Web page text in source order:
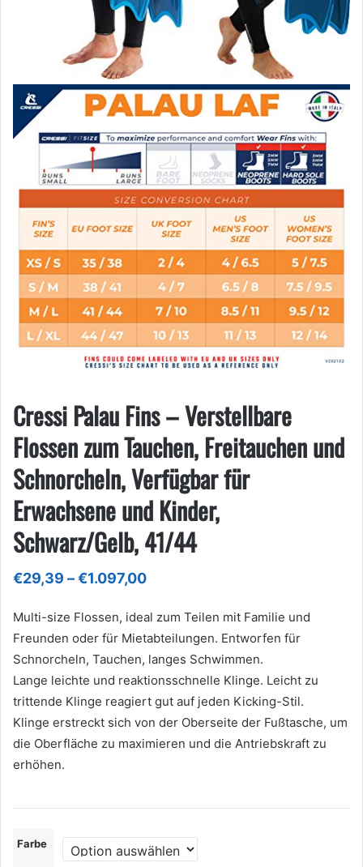
Cressi Palau Fins – Verstellbare
Flossen zum Tauchen, Freitauchen und
Schnorcheln, Verfügbar für
Erwachsene und Kinder,
Schwarz/Gelb, 41/44
€29,39 –€1.097,00Preisspanne:
bis
Multi-size Flossen, ideal zum Teilen mit Familie und
Freunden oder für Mietabteilungen. Entworfen für
Schnorcheln, Tauchen, langes Schwimmen.
Lange leichte und reaktionsschnelle Klinge. Leicht zu
trittende Klinge reagiert gut auf jeden Kicking-Stil.
Klinge erstreckt sich von der Oberseite der Fußtasche, um
die Oberfläche zu maximieren und die Antriebskraft zu
erhöhen.
Farbe